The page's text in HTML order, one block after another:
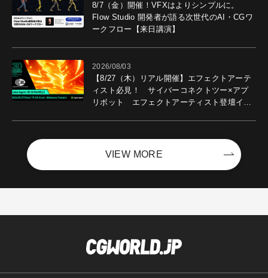
8/7（金）開催！VFXはよりシンプルに。
Flow Studio 開発者が語る次世代のAI・CGワ
ークフロー【来日講演】
2026/08/03
【8/27（木）リアル開催】エフェクトアーテ
ィスト必見！ サイバーコネクトツー×アプ
リボット エフェクトアーティスト登壇イベ
VIEW MORE